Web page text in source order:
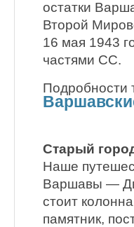
остатки
Второй
16 мая 1943
частями СС.
Подробности
Старый
Наше
Варшавы —
стоит
памятник,